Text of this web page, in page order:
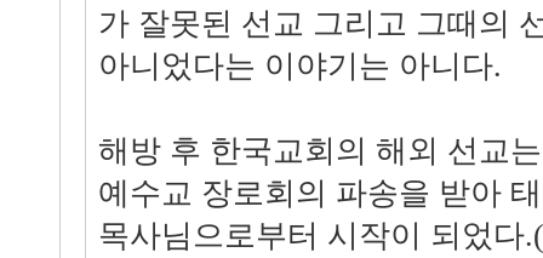
가 잘못된 선교 그리고 그때의
아니었다는 이야기는 아니다.
해방 후 한국교회의 해외 선교
예수교 장로회의 파송을 받아
목사님으로부터 시작이 되었다